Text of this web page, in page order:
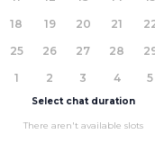
18 19 20 21
25 26 27 28
1 2 3 4 5
Select chat duration
There aren't available slots